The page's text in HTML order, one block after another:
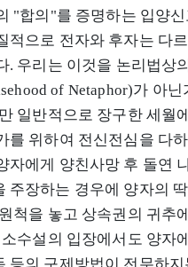
"합의"를 증명하는 입양
적으로 전자와 후자는 다
. 우리는 이것을 논리법상
of Netaphor)가 아닌
일반적으로 장구한 세월
를 위하여 전신전심을 다
자에게 양친사망 후 돌연
주장하는 경우에 양자의
척을 놓고 상속권의 귀추
수설의 입장에서도 양자
등의 구제방법이 전무하지